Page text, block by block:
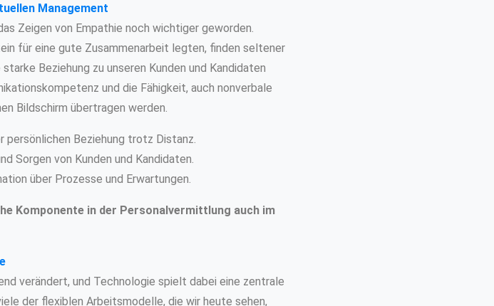
Management
Zeigen von Empathie noch wichtiger geworden.
für eine gute Zusammenarbeit legten, finden seltener
Beziehung zu unseren Kunden und Kandidaten
und die Fähigkeit, auch nonverbale
Bildschirm übertragen werden.
persönlichen Beziehung trotz Distanz.
Sorgen von Kunden und Kandidaten.
über Prozesse und Erwartungen.
Komponente in der Personalvermittlung auch im
verändert, und Technologie spielt dabei eine zentrale
der flexiblen Arbeitsmodelle, die wir heute sehen,